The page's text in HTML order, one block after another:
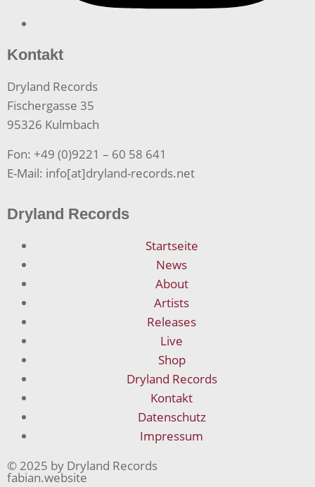
Kontakt
Dryland Records
Fischergasse 35
95326 Kulmbach
Fon: +49 (0)9221 – 60 58 641
E-Mail: info[at]dryland-records.net
Dryland Records
Startseite
News
About
Artists
Releases
Live
Shop
Dryland Records
Kontakt
Datenschutz
Impressum
© 2025 by Dryland Records
fabian.website